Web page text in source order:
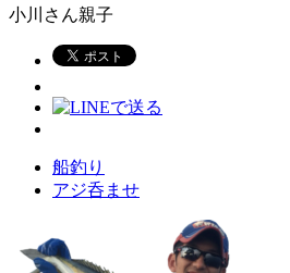
小川さん親子
船釣り
アジ呑ませ